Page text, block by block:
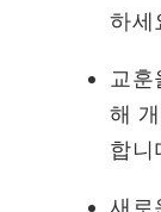
하세
교훈
해
합니
새로